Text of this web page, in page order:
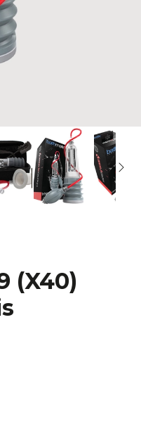
(X40)